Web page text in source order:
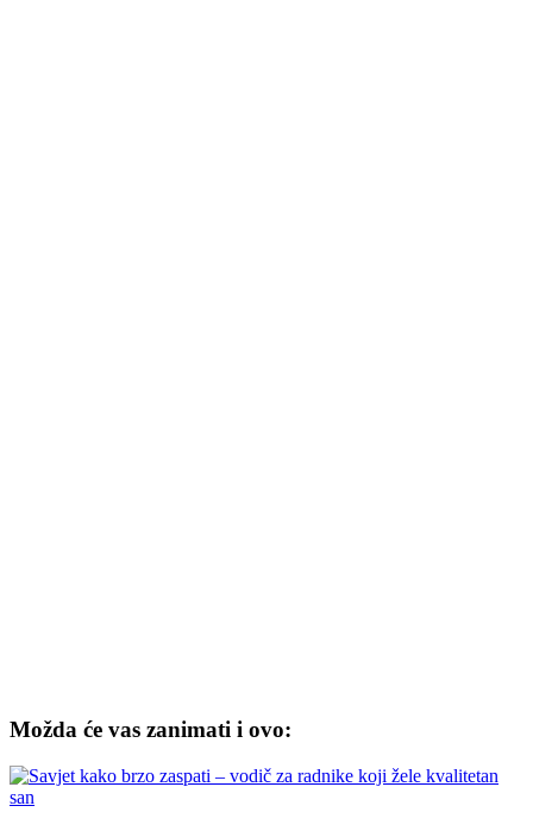
Možda će vas zanimati i ovo: